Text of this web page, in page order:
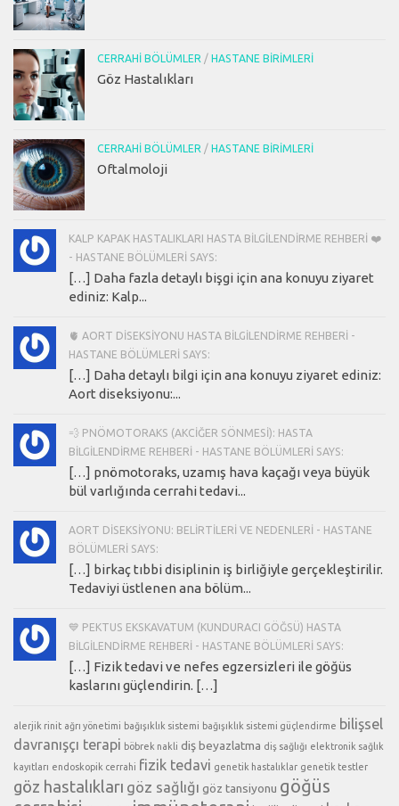
CERRAHI BÖLÜMLER / HASTANE BIRIMLERI
Göz Hastalıkları
CERRAHI BÖLÜMLER / HASTANE BIRIMLERI
Oftalmoloji
KALP KAPAK HASTALIKLARI HASTA BILGILENDIRME REHBERI ❤️
- HASTANE BÖLÜMLERI SAYS:
[…] Daha fazla detaylı bişgi için ana konuyu ziyaret
ediniz: Kalp...
🫀 AORT DISEKSIYONU HASTA BILGILENDIRME REHBERI -
HASTANE BÖLÜMLERI SAYS:
[…] Daha detaylı bilgi için ana konuyu ziyaret ediniz:
Aort diseksiyonu:...
💨 PNÖMOTORAKS (AKCIĞER SÖNMESI): HASTA
BILGILENDIRME REHBERI - HASTANE BÖLÜMLERI SAYS:
[…] pnömotoraks, uzamış hava kaçağı veya büyük
bül varlığında cerrahi tedavi...
AORT DISEKSIYONU: BELIRTILERI VE NEDENLERI - HASTANE
BÖLÜMLERI SAYS:
[…] birkaç tıbbi disiplinin iş birliğiyle gerçekleştirilir.
Tedaviyi üstlenen ana bölüm...
💙 PEKTUS EKSKAVATUM (KUNDURACI GÖĞSÜ) HASTA
BILGILENDIRME REHBERI - HASTANE BÖLÜMLERI SAYS:
[…] Fizik tedavi ve nefes egzersizleri ile göğüs
kaslarını güçlendirin. […]
alerjik rinit ağrı yönetimi bağışıklık sistemi bağışıklık sistemi güçlendirme bilişsel
davranışçı terapi böbrek nakli diş beyazlatma diş sağlığı elektronik sağlık
kayıtları endoskopik cerrahi fizik tedavi genetik hastalıklar genetik testler
göz hastalıkları göz sağlığı göz tansiyonu göğüs